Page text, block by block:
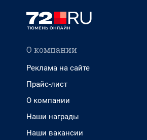
О компании
Реклама на сайте
Прайс-лист
О компании
Наши награды
Наши вакансии